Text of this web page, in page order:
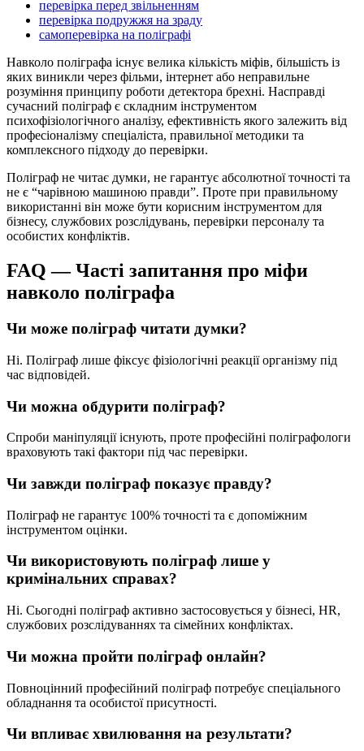
перевірка перед звільненням
перевірка подружжя на зраду
самоперевірка на поліграфі
Навколо поліграфа існує велика кількість міфів, більшість із
яких виникли через фільми, інтернет або неправильне
розуміння принципу роботи детектора брехні. Насправді
сучасний поліграф є складним інструментом
психофізіологічного аналізу, ефективність якого залежить від
професіоналізму спеціаліста, правильної методики та
комплексного підходу до перевірки.
Поліграф не читає думки, не гарантує абсолютної точності та
не є “чарівною машиною правди”. Проте при правильному
використанні він може бути корисним інструментом для
бізнесу, службових розслідувань, перевірки персоналу та
особистих конфліктів.
FAQ — Часті запитання про міфи
навколо поліграфа
Чи може поліграф читати думки?
Ні. Поліграф лише фіксує фізіологічні реакції організму під
час відповідей.
Чи можна обдурити поліграф?
Спроби маніпуляції існують, проте професійні поліграфологи
враховують такі фактори під час перевірки.
Чи завжди поліграф показує правду?
Поліграф не гарантує 100% точності та є допоміжним
інструментом оцінки.
Чи використовують поліграф лише у
кримінальних справах?
Ні. Сьогодні поліграф активно застосовується у бізнесі, HR,
службових розслідуваннях та сімейних конфліктах.
Чи можна пройти поліграф онлайн?
Повноцінний професійний поліграф потребує спеціального
обладнання та особистої присутності.
Чи впливає хвилювання на результати?